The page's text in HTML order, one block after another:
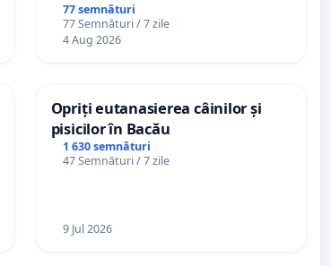
77 semnături
77 Semnături / 7 zile
4 Aug 2026
Opriți eutanasierea câinilor și
pisicilor în Bacău
1 630 semnături
47 Semnături / 7 zile
9 Jul 2026